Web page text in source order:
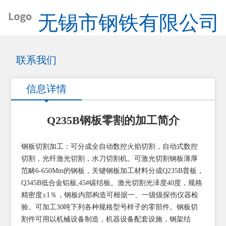
无锡市钢铁有限公司
联系我们
信息详情
Q235B钢板零割的加工简介
钢板切割加工：可分成全自动数控火焰切割，自动式数控
切割，光纤激光切割，水刀切割机。可激光切割钢板薄厚
范畴6-650Mm的钢板，关键钢板加工材料分成Q235B普板，
Q345B低合金铝板,45#碳结板。激光切割光泽度40度，规格
精密度±1％，钢板内部构造可根据一、一级级探伤仪器检
验。可加工30吨下列各种规格型号样子的零部件。钢板切
割件可用以机械设备制造，机器设备配套设施，钢架结